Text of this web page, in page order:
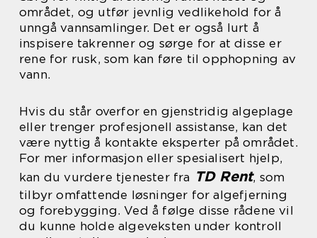
området, og utfør jevnlig vedlikehold for å
unngå vannsamlinger. Det er også lurt å
inspisere takrenner og sørge for at disse er
rene for rusk, som kan føre til opphopning av
vann.
Hvis du står overfor en gjenstridig algeplage
eller trenger profesjonell assistanse, kan det
være nyttig å kontakte eksperter på området.
For mer informasjon eller spesialisert hjelp,
kan du vurdere tjenester fra TD Rent, som
tilbyr omfattende løsninger for algefjerning
og forebygging. Ved å følge disse rådene vil
du kunne holde algeveksten under kontroll